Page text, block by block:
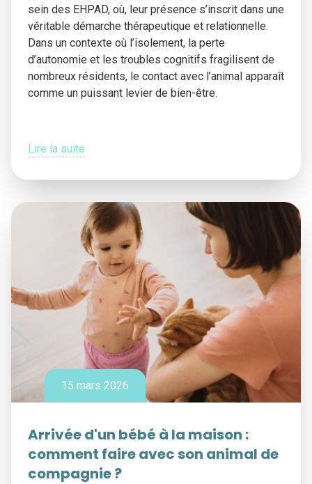
sein des EHPAD, où, leur présence s’inscrit dans une
véritable démarche thérapeutique et relationnelle.
Dans un contexte où l’isolement, la perte
d’autonomie et les troubles cognitifs fragilisent de
nombreux résidents, le contact avec l’animal apparaît
comme un puissant levier de bien-être.
Lire la suite
15 mars 2026
Arrivée d'un bébé à la maison :
comment faire avec son animal de
compagnie ?